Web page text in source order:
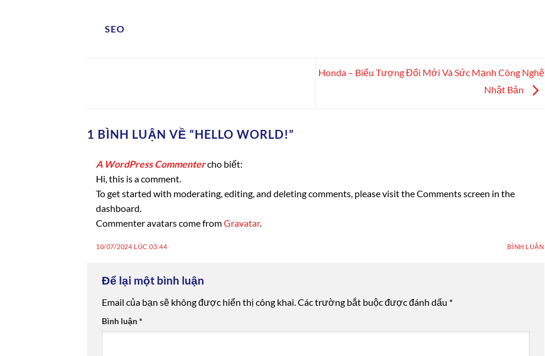
SEO
Honda – Biểu Tượng Đổi Mới Và Sức Mạnh Công Nghệ
Nhật Bản
1 BÌNH LUẬN VỀ “HELLO WORLD!”
A WordPress Commentercho biết:
Hi, this is a comment.
To get started with moderating, editing, and deleting comments, please visit the Comments screen in the
dashboard.
Commenter avatars come fromGravatar.
10/07/2024 LÚC 03:44 BÌNH LUẬN
Để lại một bình luận
Email của bạn sẽ không được hiển thị công khai.Các trường bắt buộc được đánh dấu *
Bình luận*